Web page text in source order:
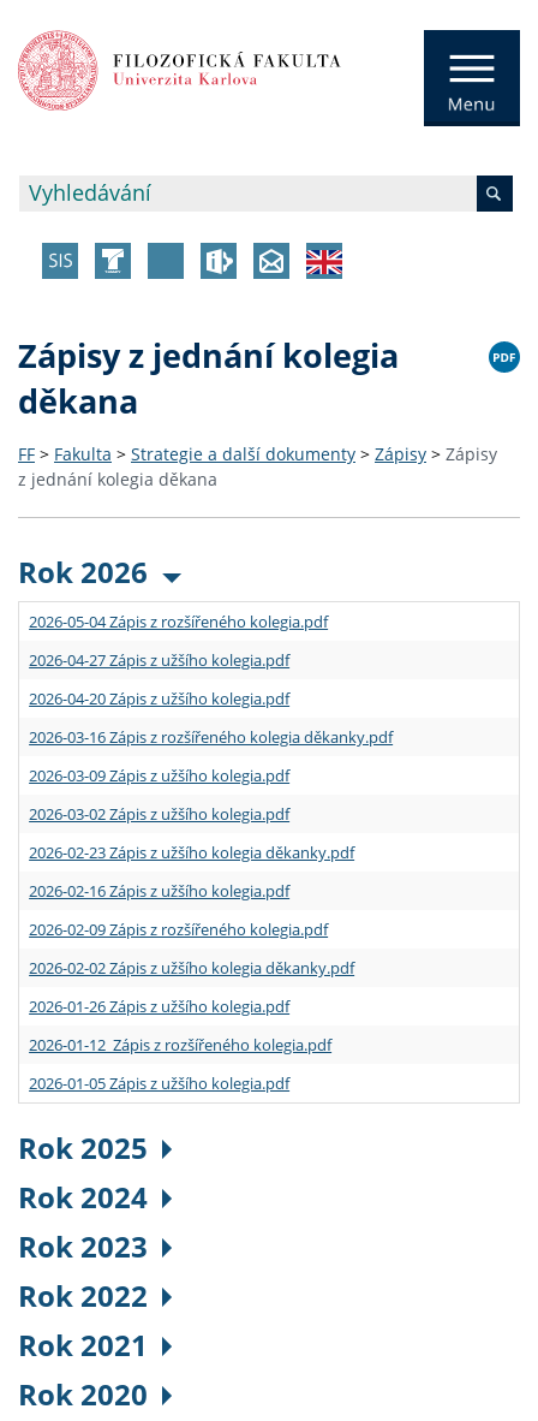
Zápisy z jednání kolegia
děkana
FF > Fakulta > Strategie a další dokumenty > Zápisy > Zápisy
z jednání kolegia děkana
Rok 2026
2026-05-04 Zápis z rozšířeného kolegia.pdf
2026-04-27 Zápis z užšího kolegia.pdf
2026-04-20 Zápis z užšího kolegia.pdf
2026-03-16 Zápis z rozšířeného kolegia děkanky.pdf
2026-03-09 Zápis z užšího kolegia.pdf
2026-03-02 Zápis z užšího kolegia.pdf
2026-02-23 Zápis z užšího kolegia děkanky.pdf
2026-02-16 Zápis z užšího kolegia.pdf
2026-02-09 Zápis z rozšířeného kolegia.pdf
2026-02-02 Zápis z užšího kolegia děkanky.pdf
2026-01-26 Zápis z užšího kolegia.pdf
2026-01-12 Zápis z rozšířeného kolegia.pdf
2026-01-05 Zápis z užšího kolegia.pdf
Rok 2025
Rok 2024
Rok 2023
Rok 2022
Rok 2021
Rok 2020